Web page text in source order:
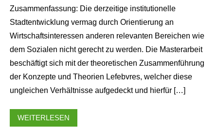
Zusammenfassung: Die derzeitige institutionelle
Stadtentwicklung vermag durch Orientierung an
Wirtschaftsinteressen anderen relevanten Bereichen wie
dem Sozialen nicht gerecht zu werden. Die Masterarbeit
beschäftigt sich mit der theoretischen Zusammenführung
der Konzepte und Theorien Lefebvres, welcher diese
ungleichen Verhältnisse aufgedeckt und hierfür […]
WEITERLESEN